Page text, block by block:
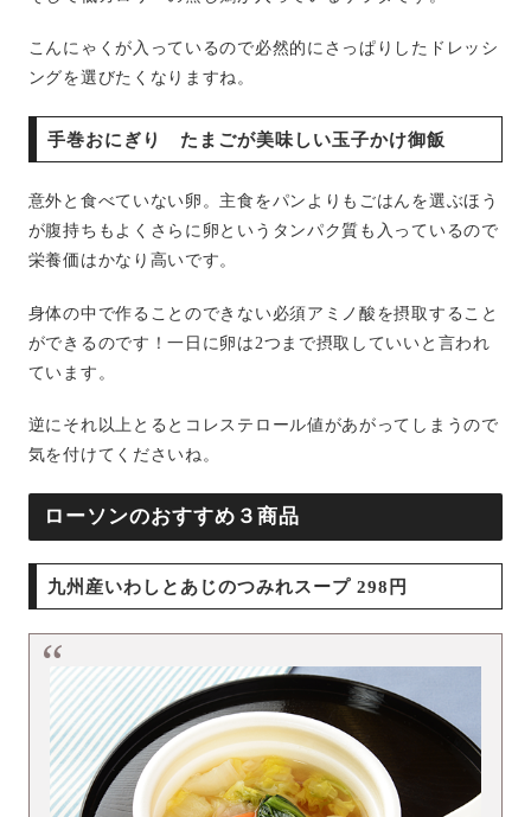
こんにゃくが入っているので必然的にさっぱりしたドレッシ
ングを選びたくなりますね。
手巻おにぎり たまごが美味しい玉子かけ御飯
意外と食べていない卵。主食をパンよりもごはんを選ぶほう
が腹持ちもよくさらに卵というタンパク質も入っているので
栄養価はかなり高いです。
身体の中で作ることのできない必須アミノ酸を摂取すること
ができるのです！一日に卵は2つまで摂取していいと言われ
ています。
逆にそれ以上とるとコレステロール値があがってしまうので
気を付けてくださいね。
ローソンのおすすめ３商品
九州産いわしとあじのつみれスープ 298円